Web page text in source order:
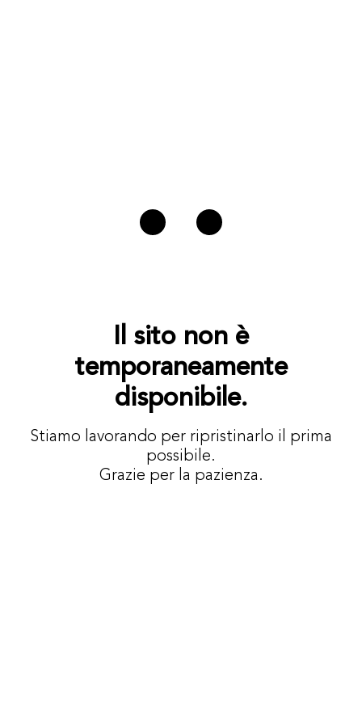
Il sito non è
temporaneamente
disponibile.
Stiamo lavorando per ripristinarlo il prima
possibile.
Grazie per la pazienza.